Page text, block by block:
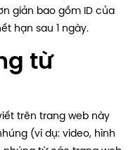
giản bao gồm ID của
hạn sau 1 ngày.
từ
trên trang web này
(ví dụ: video, hình